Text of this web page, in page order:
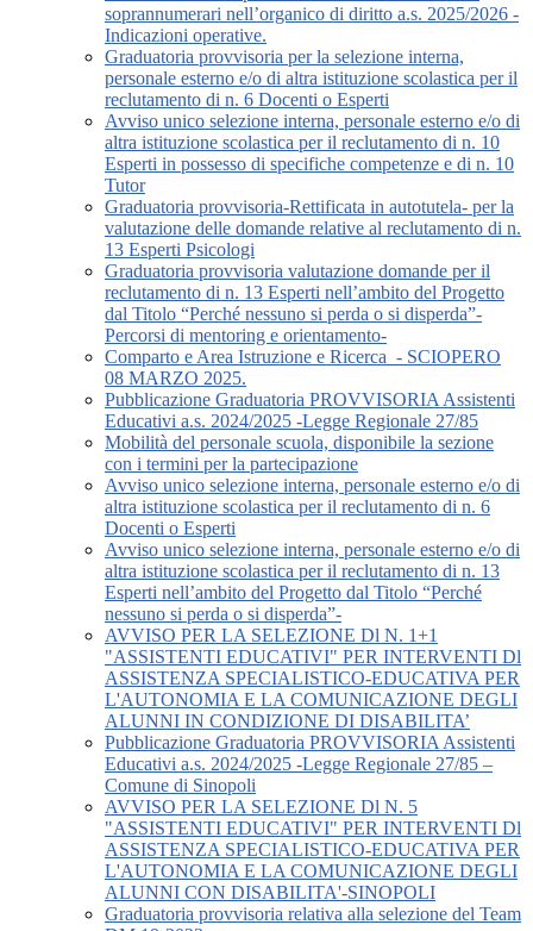
soprannumerari nell’organico di diritto a.s. 2025/2026 -
Indicazioni operative.
Graduatoria provvisoria per la selezione interna,
personale esterno e/o di altra istituzione scolastica per il
reclutamento di n. 6 Docenti o Esperti
Avviso unico selezione interna, personale esterno e/o di
altra istituzione scolastica per il reclutamento di n. 10
Esperti in possesso di specifiche competenze e di n. 10
Tutor
Graduatoria provvisoria-Rettificata in autotutela- per la
valutazione delle domande relative al reclutamento di n.
13 Esperti Psicologi
Graduatoria provvisoria valutazione domande per il
reclutamento di n. 13 Esperti nell’ambito del Progetto
dal Titolo “Perché nessuno si perda o si disperda”-
Percorsi di mentoring e orientamento-
Comparto e Area Istruzione e Ricerca_- SCIOPERO
08 MARZO 2025.
Pubblicazione Graduatoria PROVVISORIA Assistenti
Educativi a.s. 2024/2025 -Legge Regionale 27/85
Mobilità del personale scuola, disponibile la sezione
con i termini per la partecipazione
Avviso unico selezione interna, personale esterno e/o di
altra istituzione scolastica per il reclutamento di n. 6
Docenti o Esperti
Avviso unico selezione interna, personale esterno e/o di
altra istituzione scolastica per il reclutamento di n. 13
Esperti nell’ambito del Progetto dal Titolo “Perché
nessuno si perda o si disperda”-
AVVISO PER LA SELEZIONE Dl N. 1+1
"ASSISTENTI EDUCATIVI" PER INTERVENTI Dl
ASSISTENZA SPECIALISTICO-EDUCATIVA PER
L'AUTONOMIA E LA COMUNICAZIONE DEGLI
ALUNNI IN CONDIZIONE DI DISABILITA’
Pubblicazione Graduatoria PROVVISORIA Assistenti
Educativi a.s. 2024/2025 -Legge Regionale 27/85 –
Comune di Sinopoli
AVVISO PER LA SELEZIONE Dl N. 5
"ASSISTENTI EDUCATIVI" PER INTERVENTI Dl
ASSISTENZA SPECIALISTICO-EDUCATIVA PER
L'AUTONOMIA E LA COMUNICAZIONE DEGLI
ALUNNI CON DISABILITA'-SINOPOLI
Graduatoria provvisoria relativa alla selezione del Team